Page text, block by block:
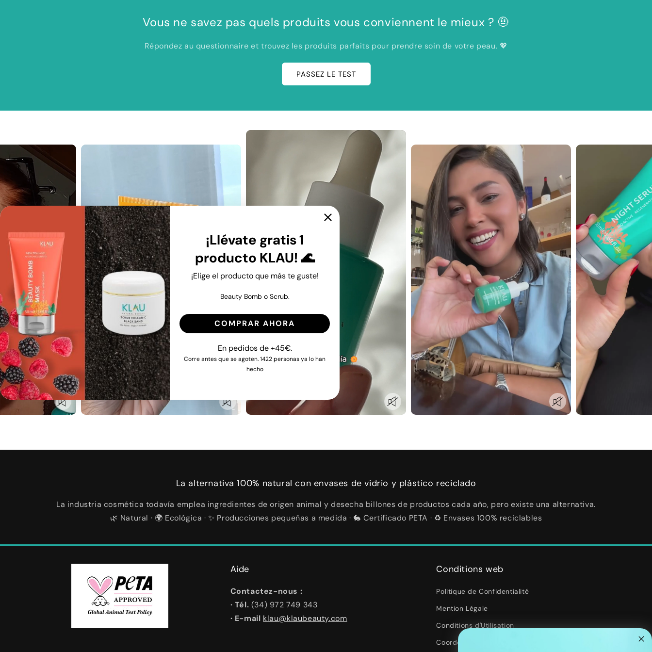
Vous ne savez pas quels produits vous conviennent le mieux ? 🤨
Répondez au questionnaire et trouvez les produits parfaits pour prendre soin de votre peau. 💖
PASSEZ LE TEST
La alternativa 100% natural con envases de vidrio y plástico reciclado
La industria cosmética todavía emplea ingredientes de origen animal y desecha billones de productos cada año, pero existe una alternativa.
🌿 Natural · 🌍 Ecológica · ✨ Producciones pequeñas a medida · 🐇 Certificado PETA · ♻️ Envases 100% reciclables
Aide
Contactez-nous :
· Tél. (34) 972 749 343
· E-mail klau@klaubeauty.com
Conditions web
Politique de Confidentialité
Mention Légale
Conditions d'Utilisation
Coordonnées
¡Llévate gratis 1
producto KLAU! 🌊
¡Elige el producto que más te guste!
Beauty Bomb o Scrub.
COMPRAR AHORA
En pedidos de +45€.
Corre antes que se agoten. 1422 personas ya lo han
hecho